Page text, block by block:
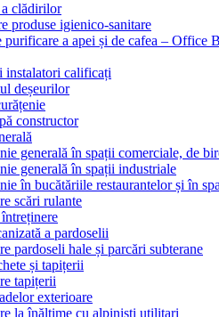
a clădirilor
produse igienico-sanitare
purificare a apei și de cafea – Office
instalatori calificați
deșeurilor
constructor
generală în spații comerciale, de
generală în spații industriale
în bucătăriile restaurantelor și în
scări rulante
a pardoselii
pardoseli hale și parcări subterane
și tapițerii
tapițerii
exterioare
la înălțime cu alpiniști utilitari